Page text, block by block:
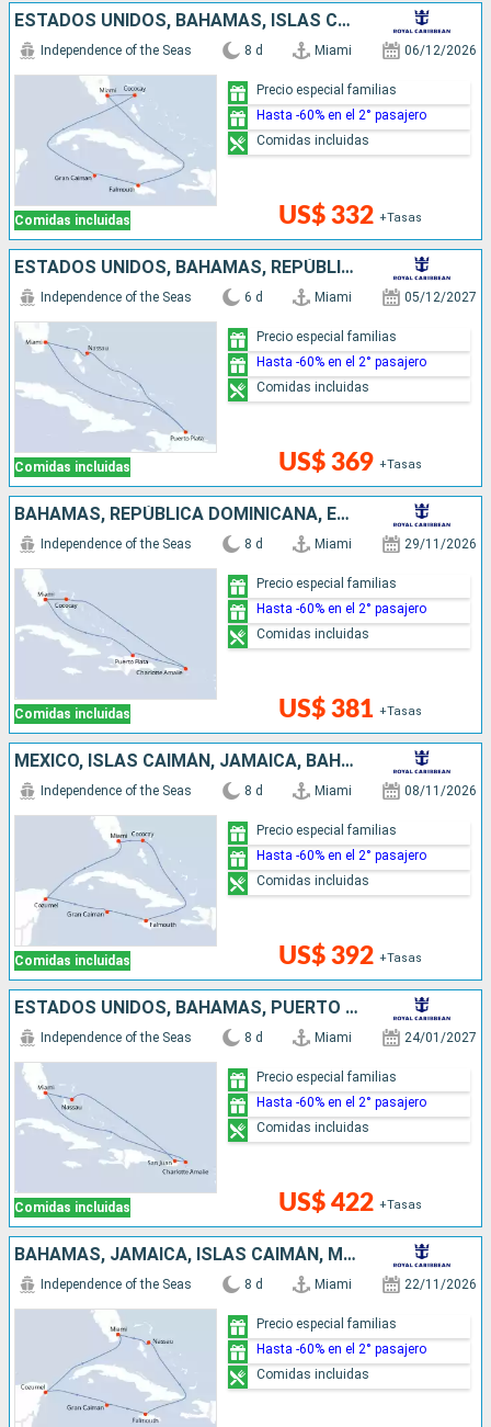
ESTADOS UNIDOS, BAHAMAS, ISLAS CAIMÁN, JAMAICA
Comidas incluidas
Independence of the Seas 8 d Miami 06/12/2026
US$ 332 +Tasas
Precio especial familias
Hasta -60% en el 2° pasajero
Comidas incluidas
ESTADOS UNIDOS, BAHAMAS, REPÚBLICA DOMINICANA
Comidas incluidas
Independence of the Seas 6 d Miami 05/12/2027
US$ 369 +Tasas
Precio especial familias
Hasta -60% en el 2° pasajero
Comidas incluidas
BAHAMAS, REPÚBLICA DOMINICANA, ESTADOS UNIDOS
Comidas incluidas
Independence of the Seas 8 d Miami 29/11/2026
US$ 381 +Tasas
Precio especial familias
Hasta -60% en el 2° pasajero
Comidas incluidas
MÉXICO, ISLAS CAIMÁN, JAMAICA, BAHAMAS, ESTADOS UNIDOS
Comidas incluidas
Independence of the Seas 8 d Miami 08/11/2026
US$ 392 +Tasas
Precio especial familias
Hasta -60% en el 2° pasajero
Comidas incluidas
ESTADOS UNIDOS, BAHAMAS, PUERTO RICO
Comidas incluidas
Independence of the Seas 8 d Miami 24/01/2027
US$ 422 +Tasas
Precio especial familias
Hasta -60% en el 2° pasajero
Comidas incluidas
BAHAMAS, JAMAICA, ISLAS CAIMÁN, MÉXICO, ESTADOS UNIDOS
Independence of the Seas 8 d Miami 22/11/2026
Precio especial familias
Hasta -60% en el 2° pasajero
Comidas incluidas